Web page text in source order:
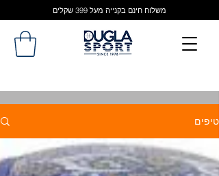
משלוח חינם בקנייה מעל 399 שקלים
טיפים